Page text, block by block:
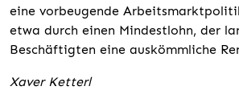
eine vorbeugende
etwa durch einen Mindestlohn, der
Beschäftigten eine auskömmliche
Xaver Ketterl